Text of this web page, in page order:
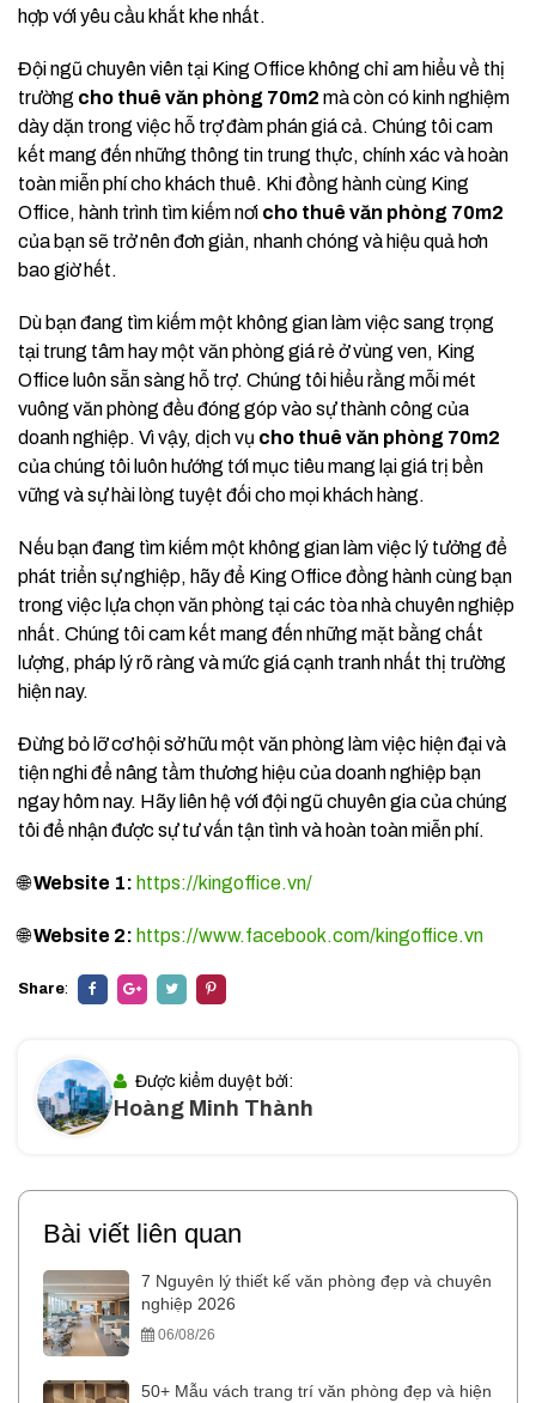
hợp với yêu cầu khắt khe nhất.
Đội ngũ chuyên viên tại King Office không chỉ am hiểu về thị
trường cho thuê văn phòng 70m2 mà còn có kinh nghiệm
dày dặn trong việc hỗ trợ đàm phán giá cả. Chúng tôi cam
kết mang đến những thông tin trung thực, chính xác và hoàn
toàn miễn phí cho khách thuê. Khi đồng hành cùng King
Office, hành trình tìm kiếm nơi cho thuê văn phòng 70m2
của bạn sẽ trở nên đơn giản, nhanh chóng và hiệu quả hơn
bao giờ hết.
Dù bạn đang tìm kiếm một không gian làm việc sang trọng
tại trung tâm hay một văn phòng giá rẻ ở vùng ven, King
Office luôn sẵn sàng hỗ trợ. Chúng tôi hiểu rằng mỗi mét
vuông văn phòng đều đóng góp vào sự thành công của
doanh nghiệp. Vì vậy, dịch vụ cho thuê văn phòng 70m2
của chúng tôi luôn hướng tới mục tiêu mang lại giá trị bền
vững và sự hài lòng tuyệt đối cho mọi khách hàng.
Nếu bạn đang tìm kiếm một không gian làm việc lý tưởng để
phát triển sự nghiệp, hãy để King Office đồng hành cùng bạn
trong việc lựa chọn văn phòng tại các tòa nhà chuyên nghiệp
nhất. Chúng tôi cam kết mang đến những mặt bằng chất
lượng, pháp lý rõ ràng và mức giá cạnh tranh nhất thị trường
hiện nay.
Đừng bỏ lỡ cơ hội sở hữu một văn phòng làm việc hiện đại và
tiện nghi để nâng tầm thương hiệu của doanh nghiệp bạn
ngay hôm nay. Hãy liên hệ với đội ngũ chuyên gia của chúng
tôi để nhận được sự tư vấn tận tình và hoàn toàn miễn phí.
🌐Website 1: https://kingoffice.vn/
🌐Website 2: https://www.facebook.com/kingoffice.vn
Share:
Được kiểm duyệt bởi:
Hoàng Minh Thành
Bài viết liên quan
7 Nguyên lý thiết kế văn phòng đẹp và chuyên
nghiệp 2026
06/08/26
50+ Mẫu vách trang trí văn phòng đẹp và hiện